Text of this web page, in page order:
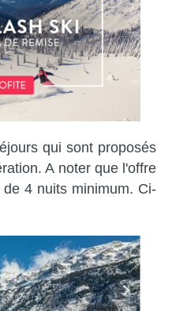
qui sont proposés
A noter que l'offre
4 nuits minimum. Ci-